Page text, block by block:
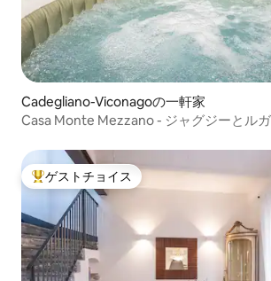
Cadegliano-Viconagoの一軒家
Casa Monte Mezzano - ジャグジーとル
大好評のゲストチョイスです。
ゲストチョイス